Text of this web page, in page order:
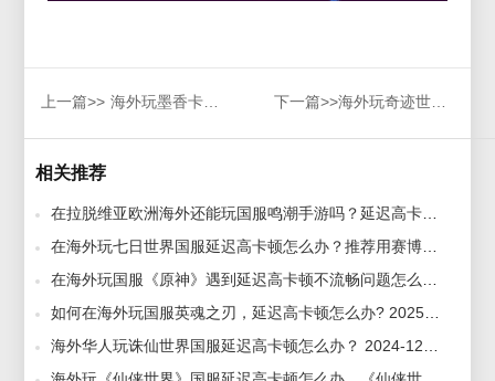
上一篇>> 海外玩墨香卡顿？推荐几款国外必备加速器解决进游戏无反应问题 下一篇>>海外玩奇迹世界2加速器哪款稳定？试试赛博加速器
相关推荐
在拉脱维亚欧洲海外还能玩国服鸣潮手游吗？延迟高卡顿怎么办？ 2024-06-17
在海外玩七日世界国服延迟高卡顿怎么办？推荐用赛博加速器解决 2024-07-17
在海外玩国服《原神》遇到延迟高卡顿不流畅问题怎么办？用赛博加速器 2024-03-14
如何在海外玩国服英魂之刃，延迟高卡顿怎么办? 2025-01-22
海外华人玩诛仙世界国服延迟高卡顿怎么办？ 2024-12-24